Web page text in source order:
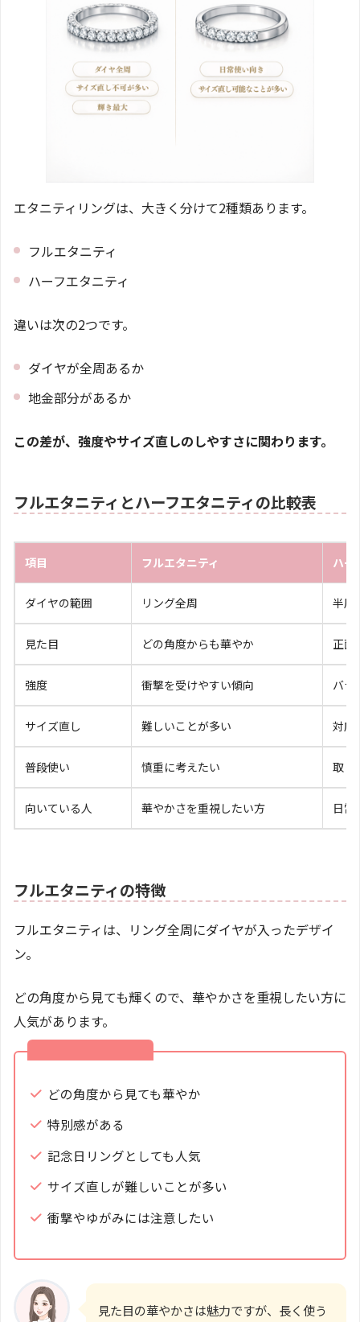
エタニティリングは、大きく分けて2種類あります。
フルエタニティ
ハーフエタニティ
違いは次の2つです。
ダイヤが全周あるか
地金部分があるか
この差が、強度やサイズ直しのしやすさに関わります。
フルエタニティとハーフエタニティの比較表
項目 フルエタニティ ハー
ダイヤの範囲 リング全周 半周
見た目 どの角度からも華やか 正面
強度 衝撃を受けやすい傾向 バラ
サイズ直し 難しいことが多い 対応
普段使い 慎重に考えたい 取り
向いている人 華やかさを重視したい方 日常
フルエタニティの特徴
フルエタニティは、リング全周にダイヤが入ったデザイ
ン。
どの角度から見ても輝くので、華やかさを重視したい方に
人気があります。
どの角度から見ても華やか
特別感がある
記念日リングとしても人気
サイズ直しが難しいことが多い
衝撃やゆがみには注意したい
見た目の華やかさは魅力ですが、長く使う